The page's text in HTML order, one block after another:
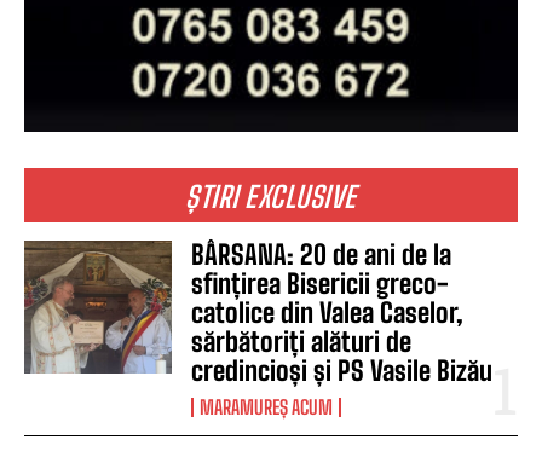
ȘTIRI EXCLUSIVE
BÂRSANA: 20 de ani de la
sfințirea Bisericii greco-
catolice din Valea Caselor,
sărbătoriți alături de
credincioși și PS Vasile Bizău
MARAMUREȘ ACUM